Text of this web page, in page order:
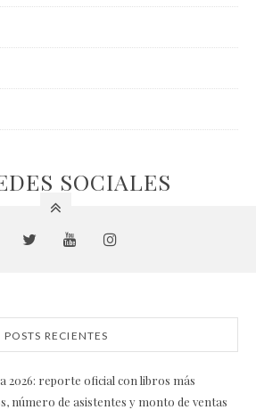
SOCIALES
POSTS RECIENTES
2026: reporte oficial con libros más
número de asistentes y monto de ventas